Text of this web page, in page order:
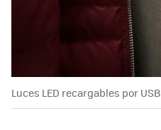
Luces LED recargables por USB